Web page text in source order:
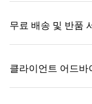
무료 배송 및 반품
자세히 보기
클라이언트 어드